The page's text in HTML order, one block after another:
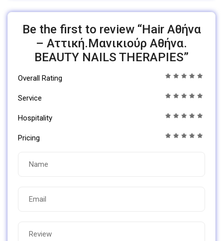
Be the first to review “Hair Αθήνα
– Αττική.Μανικιούρ Αθήνα.
BEAUTY NAILS THERAPIES”
Overall Rating
Service
Hospitality
Pricing